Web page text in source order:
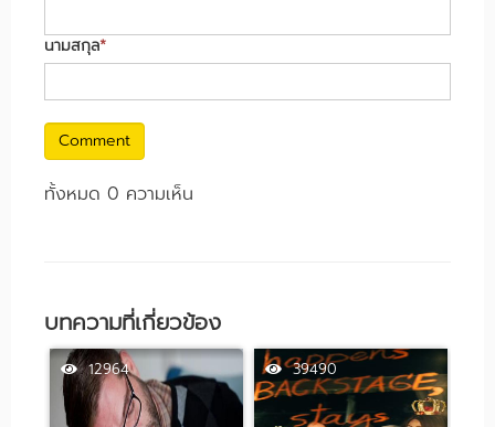
นามสกุล*
Comment
ทั้งหมด 0 ความเห็น
บทความที่เกี่ยวข้อง
12964 39490